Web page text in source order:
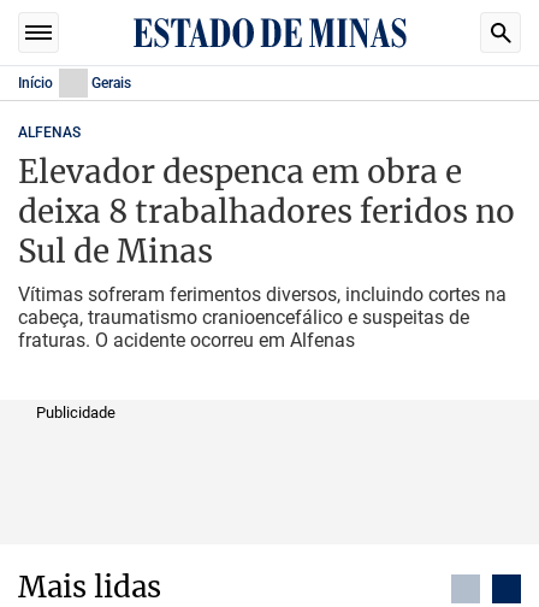
Início Gerais
ALFENAS
Elevador despenca em obra e
deixa 8 trabalhadores feridos no
Sul de Minas
Vítimas sofreram ferimentos diversos, incluindo cortes na
cabeça, traumatismo cranioencefálico e suspeitas de
fraturas. O acidente ocorreu em Alfenas
Publicidade
Mais lidas